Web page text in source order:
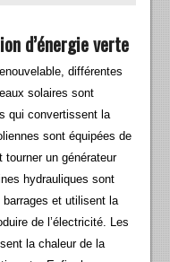
d’énergie verte
différentes
solaires sont
qui convertissent la
sont équipées de
un générateur
hydrauliques sont
barrages et utilisent la
de l’électricité. Les
la chaleur de la